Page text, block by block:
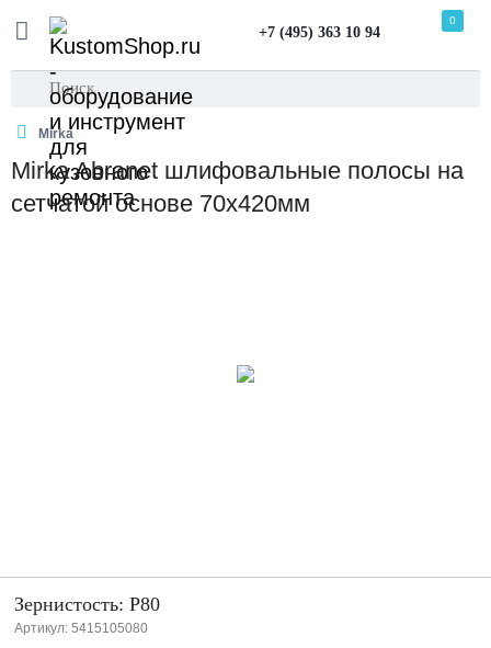
+7 (495) 363 10 94
0
Mirka
Mirka Abranet шлифовальные полосы на
сетчатой основе 70x420мм
Зернистость: P80
Артикул: 5415105080